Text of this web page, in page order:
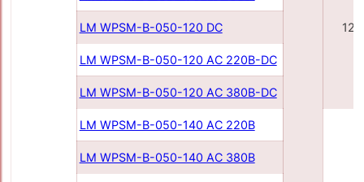
LM WPSM-B-050-120 DC
LM WPSM-B-050-120 AC 220В-DC
LM WPSM-B-050-120 AC 380В-DC
LM WPSM-B-050-140 AC 220В
LM WPSM-B-050-140 AC 380В